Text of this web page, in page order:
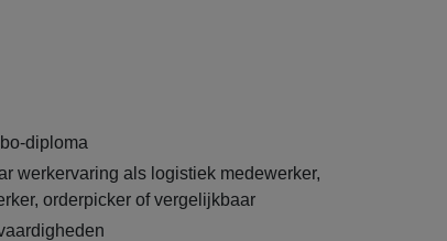
diploma
werkervaring als logistiek medewerker,
orderpicker of vergelijkbaar